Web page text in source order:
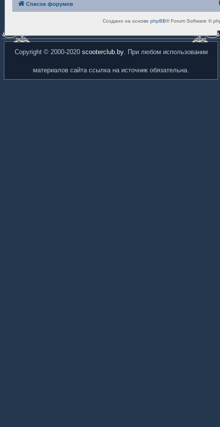
Список форумов
Создано на основе phpBB® Forum Software ©
Copyright © 2000-2020 scooterclub.by. При любом использовании
материалов сайта ссылка на источник обязательна.